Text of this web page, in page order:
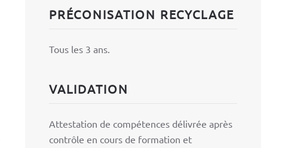
PRÉCONISATION RECYCLAGE
Tous les 3 ans.
VALIDATION
Attestation de compétences délivrée après
contrôle en cours de formation et